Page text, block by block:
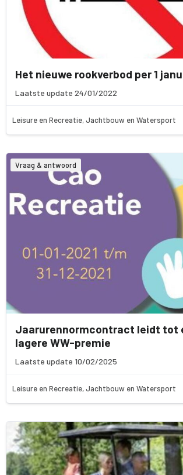
Het nieuwe rookverbod per 1
Laatste update 24/01/2022
Leisure en Recreatie, Jachtbouw en Watersport
Vraag & antwoord
Jaarurennormcontract leidt tot
lagere WW-premie
Laatste update 10/02/2025
Leisure en Recreatie, Jachtbouw en Watersport